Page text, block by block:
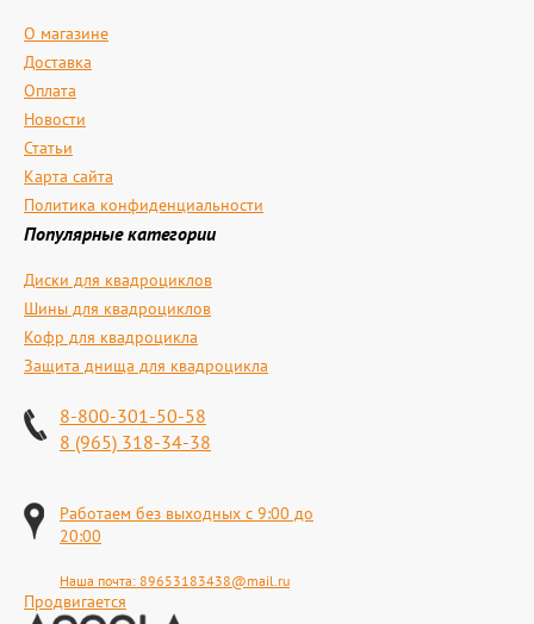
О магазине
Доставка
Оплата
Новости
Статьи
Карта сайта
Политика конфиденциальности
Популярные категории
Диски для квадроциклов
Шины для квадроциклов
Кофр для квадроцикла
Защита днища для квадроцикла
8-800-301-50-58
8 (965) 318-34-38
Работаем без выходных с 9:00 до
20:00
Наша почта: 89653183438@mail.ru
Продвигается